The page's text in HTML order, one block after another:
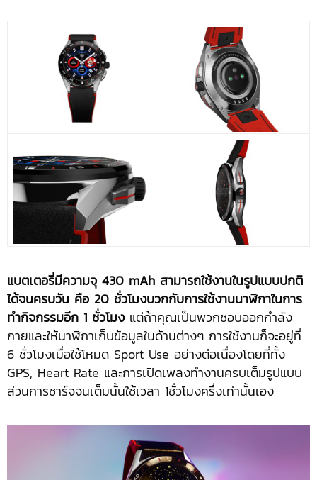
แบตเตอรี่มีความจุ 430 mAh สามารถใช้งานในรูปแบบปกติ
ได้จนครบวัน คือ 20 ชั่วโมงบวกกับการใช้งานนาฬิกาในการ
ทำกิจกรรมอีก 1 ชั่วโมง แต่ถ้าคุณเป็นพวกชอบออกกำลัง
กายและให้นาฬิกาเก็บข้อมูลในด้านต่างๆ การใช้งานก็จะอยู่ที่
6 ชั่วโมงเมื่อใช้โหมด Sport Use อย่างต่อเนื่องโดยที่ทั้ง
GPS, Heart Rate และการเปิดเพลงทำงานครบเต็มรูปแบบ
ส่วนการชาร์จจนเต็มนั้นใช้เวลา 1ชั่วโมงครึ่งเท่านั้นเอง